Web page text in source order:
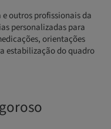
outros profissionais da
personalizadas para
orientações
estabilização do quadro